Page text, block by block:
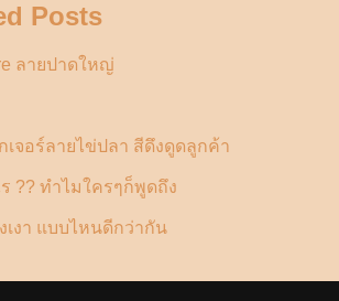
Posts
ลายปาดใหญ่
เจอร์ลายไข่ปลา สีดึงดูดลูกค้า
?? ทำไมใครๆก็พูดถึง
เงา แบบไหนดีกว่ากัน